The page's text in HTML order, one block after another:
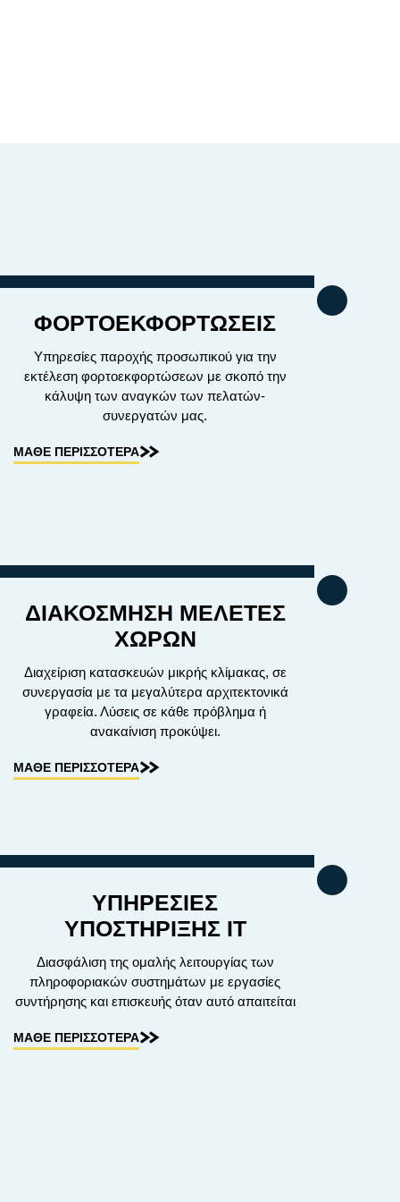
ΦΟΡΤΟΕΚΦΟΡΤΩΣΕΙΣ
Υπηρεσίες παροχής προσωπικού για την
εκτέλεση φορτοεκφορτώσεων με σκοπό την
κάλυψη των αναγκών των πελατών-
συνεργατών μας.
ΜΑΘΕ ΠΕΡΙΣΣΟΤΕΡΑ
ΔΙΑΚΟΣΜΗΣΗ ΜΕΛΕΤΕΣ
ΧΩΡΩΝ
Διαχείριση κατασκευών μικρής κλίμακας, σε
συνεργασία με τα μεγαλύτερα αρχιτεκτονικά
γραφεία. Λύσεις σε κάθε πρόβλημα ή
ανακαίνιση προκύψει.
ΜΑΘΕ ΠΕΡΙΣΣΟΤΕΡΑ
ΥΠΗΡΕΣΙΕΣ
ΥΠΟΣΤΗΡΙΞΗΣ IT
Διασφάλιση της ομαλής λειτουργίας των
πληροφοριακών συστημάτων με εργασίες
συντήρησης και επισκευής όταν αυτό απαιτείται
ΜΑΘΕ ΠΕΡΙΣΣΟΤΕΡΑ